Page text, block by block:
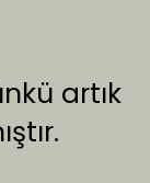
artık